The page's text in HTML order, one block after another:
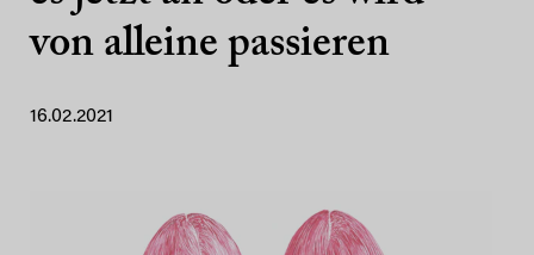
von alleine passieren
16.02.2021